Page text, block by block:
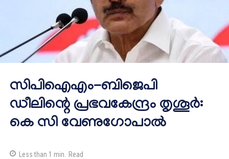
സിപിഐഎം-ബിജെപി
ഡീലിന്റെ പ്രഭവകേന്ദ്രം തൃശൂര്‍:
കെ സി വേണുഗോപാല്‍
Less than 1 min. Read